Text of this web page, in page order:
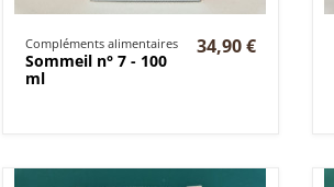
Compléments alimentaires
Sommeil n° 7 - 100
ml
34,90 €